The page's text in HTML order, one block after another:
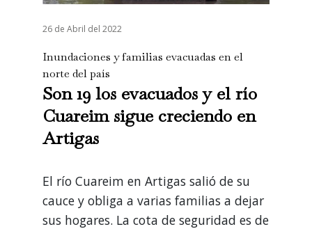
26 de Abril del 2022
Inundaciones y familias evacuadas en el
norte del país
Son 19 los evacuados y el río
Cuareim sigue creciendo en
Artigas
El río Cuareim en Artigas salió de su
cauce y obliga a varias familias a dejar
sus hogares. La cota de seguridad es de